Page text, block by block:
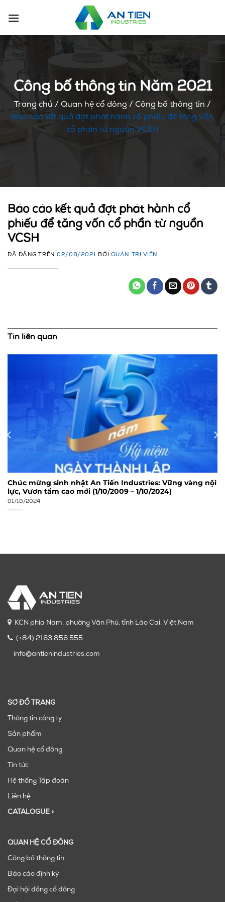
đến
dung
Công bố thông tin Năm 2021
Trang chủ / Quan hệ cổ đông / Công bố thông tin /
Báo cáo kết quả đợt phát hành cổ phiếu để tăng vốn
cổ phần từ nguồn VCSH
Báo cáo kết quả đợt phát hành cổ
phiếu để tăng vốn cổ phần từ nguồn
VCSH
ĐÃ ĐĂNG TRÊN02/08/2021 BỞI QUẢN TRỊ VIÊN
Tin liên quan
Chúc mừng sinh nhật An Tiến Industries: Vững vàng nội
lực, Vươn tầm cao mới (1/10/2009 – 1/10/2024)
01/10/2024
KCN phía Nam, phường Văn Phú, tỉnh Lào Cai, Việt Nam
(+84) 2163 856 555
info@antienindustries.com
SƠ ĐỒ TRANG
Thông tin công ty
Sản phẩm
Quan hệ cổ đông
Tin tức
Hệ thống Tập đoàn
Liên hệ
CATALOGUE >
QUAN HỆ CỔ ĐÔNG
Công bố thông tin
Báo cáo định kỳ
Đại hội đồng cổ đông